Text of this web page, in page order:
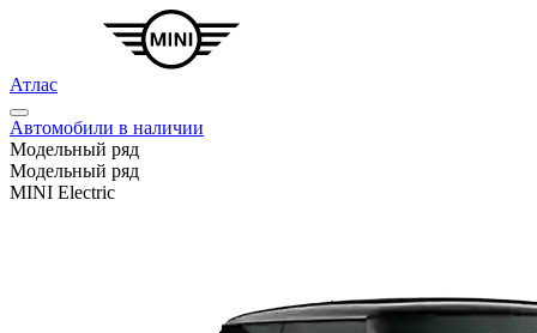
Атлас
Автомобили в наличии
Модельный ряд
Модельный ряд
MINI Electric